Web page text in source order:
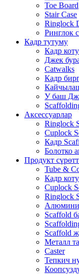
Toe Board
Stair Case
Ringlock
Ринглок
Кадр тутуму
Кадр коту
Джек
Catwalks
Кадр
У баш
Аксессуарлар
Ringlock
Cuplock
Кадр
Болотко
Продукт
Tube &
Кадр коту
Cuplock
Ringlock
Scaffold
Scaffold
Металл
Caster
Тепкич